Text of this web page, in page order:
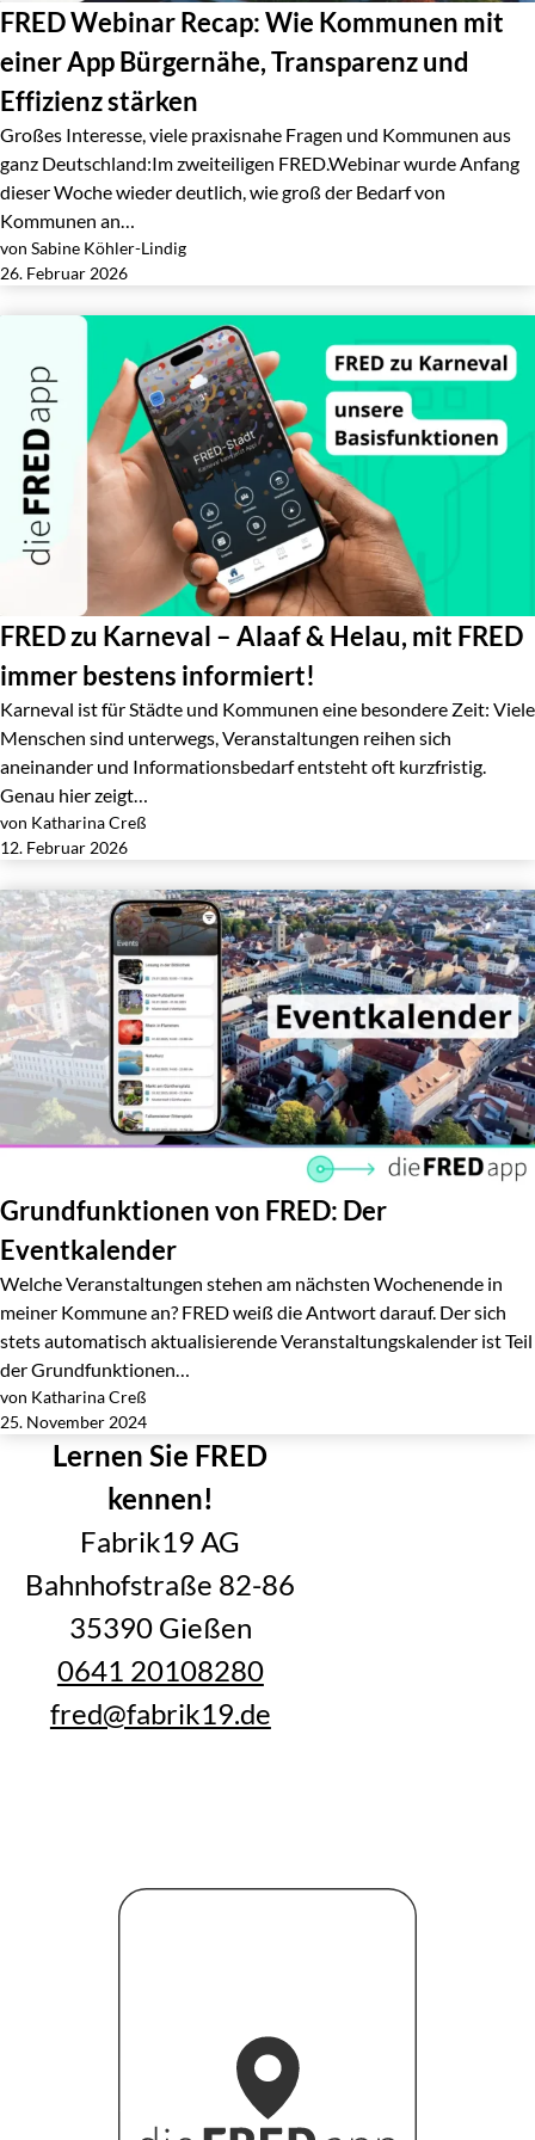
FRED Webinar Recap: Wie Kommunen mit
einer App Bürgernähe, Transparenz und
Effizienz stärken
Großes Interesse, viele praxisnahe Fragen und Kommunen aus
ganz Deutschland:Im zweiteiligen FRED.Webinar wurde Anfang
dieser Woche wieder deutlich, wie groß der Bedarf von
Kommunen an…
von Sabine Köhler-Lindig
26. Februar 2026
FRED zu Karneval – Alaaf & Helau, mit FRED
immer bestens informiert!
Karneval ist für Städte und Kommunen eine besondere Zeit: Viele
Menschen sind unterwegs, Veranstaltungen reihen sich
aneinander und Informationsbedarf entsteht oft kurzfristig.
Genau hier zeigt…
von Katharina Creß
12. Februar 2026
Grundfunktionen von FRED: Der
Eventkalender
Welche Veranstaltungen stehen am nächsten Wochenende in
meiner Kommune an? FRED weiß die Antwort darauf. Der sich
stets automatisch aktualisierende Veranstaltungskalender ist Teil
der Grundfunktionen…
von Katharina Creß
25. November 2024
Lernen Sie FRED
kennen!
Fabrik19 AG
Bahnhofstraße 82-86
35390 Gießen
0641 20108280
fred@fabrik19.de